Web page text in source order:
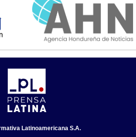
Latinoamericana S.A.